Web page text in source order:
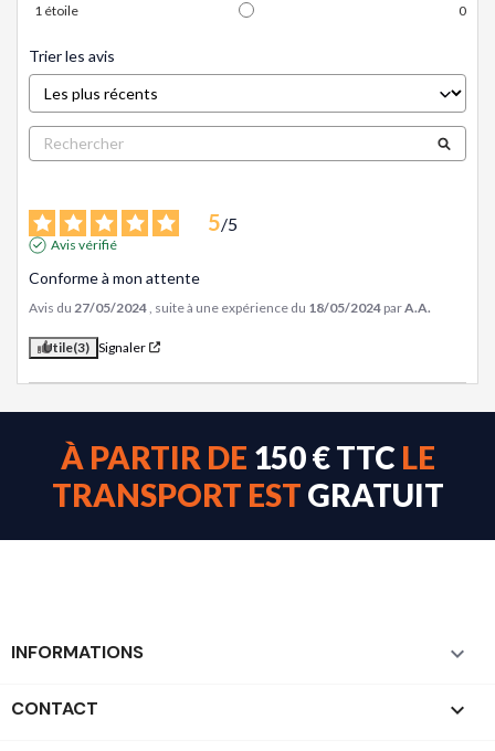
1 étoile 0
Trier les avis
5/5
Avis vérifié
Conforme à mon attente
Avis du 27/05/2024 , suite à une expérience du 18/05/2024 parA.A.
Utile(3) Signaler
À PARTIR DE 150 € TTC LE
TRANSPORT EST GRATUIT
INFORMATIONS 
CONTACT keyboard_arrow_down